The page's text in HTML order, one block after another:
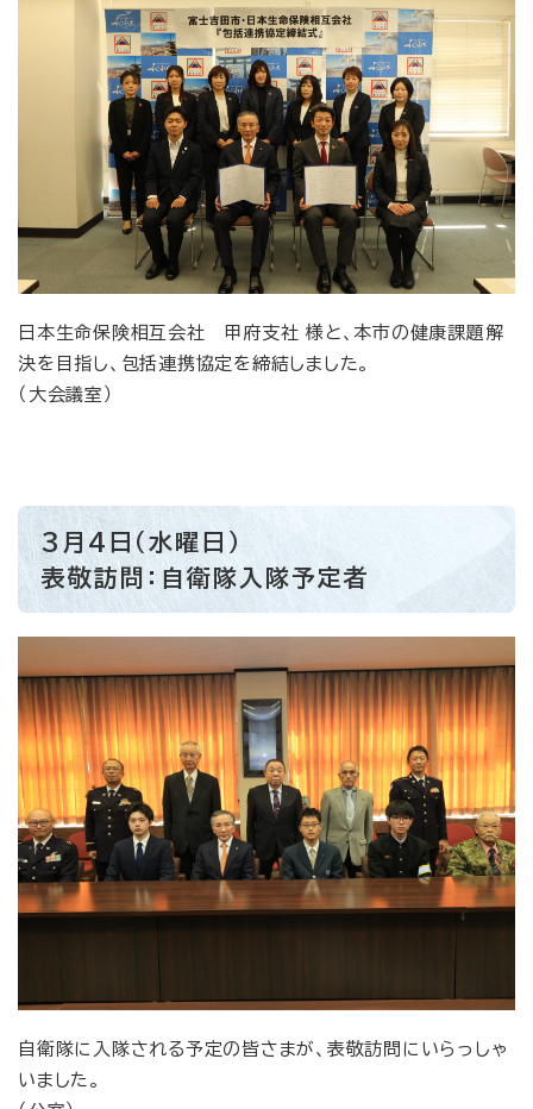
日本生命保険相互会社 甲府支社 様と、本市の健康課題解
決を目指し、包括連携協定を締結しました。
（大会議室）
3月4日（水曜日）
表敬訪問：自衛隊入隊予定者
自衛隊に入隊される予定の皆さまが、表敬訪問にいらっしゃ
いました。